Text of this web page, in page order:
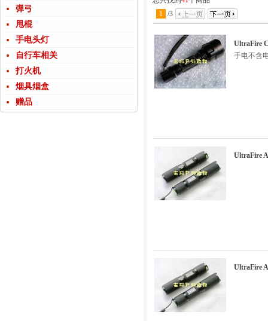
弹弓
甩棍
手电头灯
自行车相关
打火机
烟具烟盒
赠品
1 /3
UltraFire
手电不含
UltraFire
UltraFire